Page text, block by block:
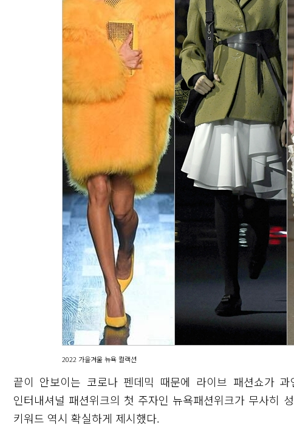
2022 가을겨울 뉴욕 컬랙션
끝이 안보이는 코로나 펜데믹 때문에 라이브 패션쇼가
인터내셔널 패션위크의 첫 주자인 뉴욕패션위크가 무사히
키워드 역시 확실하게 제시했다.